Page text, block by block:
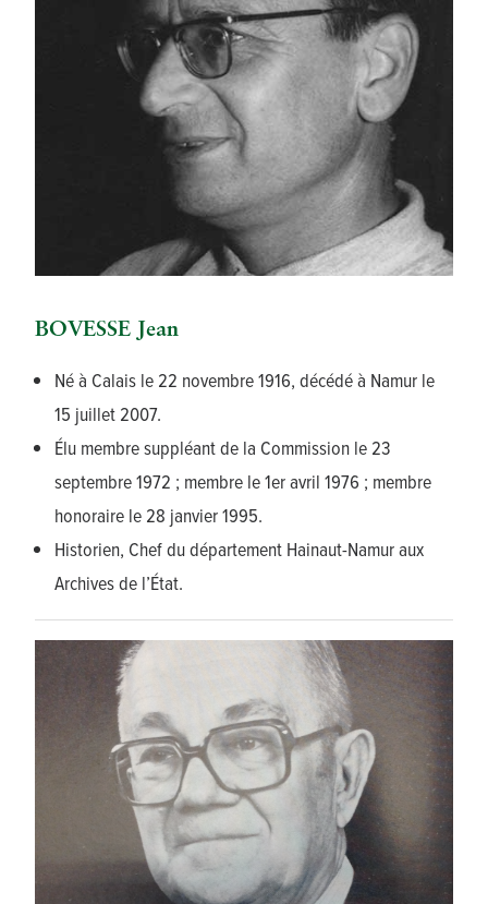
BOVESSE Jean
Né à Calais le 22 novembre 1916, décédé à Namur le
15 juillet 2007.
Élu membre suppléant de la Commission le 23
septembre 1972 ; membre le 1er avril 1976 ; membre
honoraire le 28 janvier 1995.
Historien, Chef du département Hainaut-Namur aux
Archives de l’État.